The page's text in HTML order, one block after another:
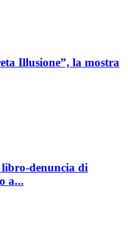
Illusione”, la mostra
libro-denuncia di
a...